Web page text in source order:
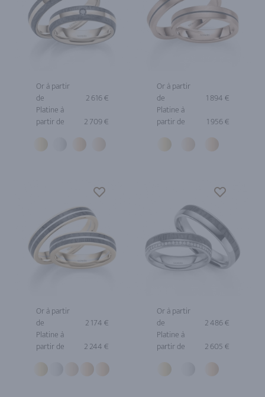
Or à partir
de
2 616 €
Platine à
partir de
2 709 €
Or à partir
de
1 894 €
Platine à
partir de
1 956 €
Or à partir
de
2 174 €
Platine à
partir de
2 244 €
Or à partir
de
2 486 €
Platine à
partir de
2 605 €